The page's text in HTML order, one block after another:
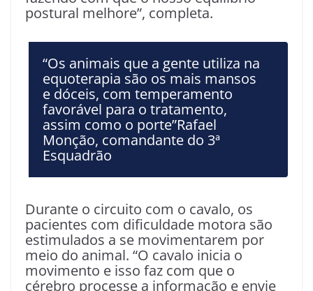
postural melhore”, completa.
“Os animais que a gente utiliza na
equoterapia são os mais mansos
e dóceis, com temperamento
favorável para o tratamento,
assim como o porte”Rafael
Monção, comandante do 3ª
Esquadrão
Durante o circuito com o cavalo, os
pacientes com dificuldade motora são
estimulados a se movimentarem por
meio do animal. “O cavalo inicia o
movimento e isso faz com que o
cérebro processe a informação e envie